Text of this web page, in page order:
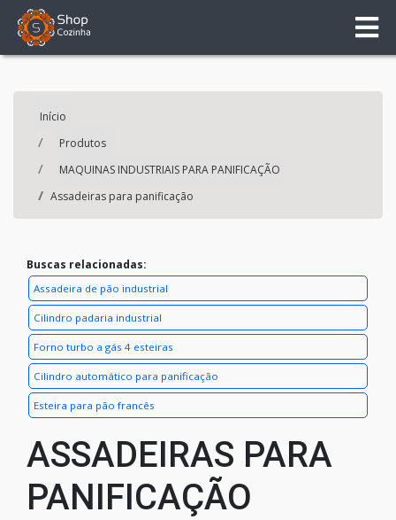
Início
Produtos
MAQUINAS INDUSTRIAIS PARA PANIFICAÇÃO
Assadeiras para panificação
Buscas relacionadas:
Assadeira de pão industrial
Cilindro padaria industrial
Forno turbo a gás 4 esteiras
Cilindro automático para panificação
Esteira para pão francês
ASSADEIRAS PARA
PANIFICAÇÃO